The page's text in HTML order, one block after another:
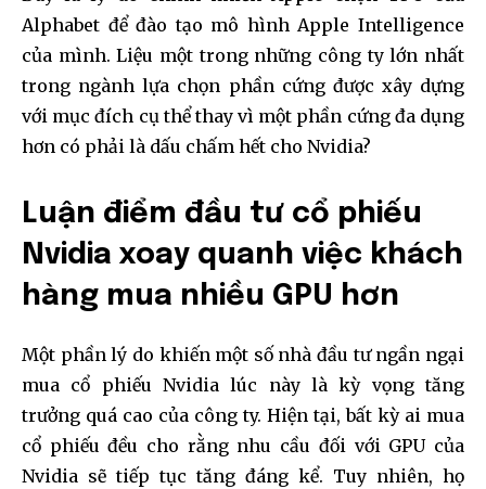
Alphabet để đào tạo mô hình Apple Intelligence
của mình. Liệu một trong những công ty lớn nhất
trong ngành lựa chọn phần cứng được xây dựng
với mục đích cụ thể thay vì một phần cứng đa dụng
hơn có phải là dấu chấm hết cho Nvidia?
Luận điểm đầu tư cổ phiếu
Nvidia xoay quanh việc khách
hàng mua nhiều GPU hơn
Một phần lý do khiến một số nhà đầu tư ngần ngại
mua cổ phiếu Nvidia lúc này là kỳ vọng tăng
trưởng quá cao của công ty. Hiện tại, bất kỳ ai mua
cổ phiếu đều cho rằng nhu cầu đối với GPU của
Nvidia sẽ tiếp tục tăng đáng kể. Tuy nhiên, họ